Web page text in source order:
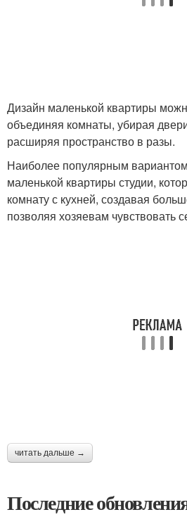
Дизайн маленькой квартиры
объединяя комнаты, убирая
расширяя пространство в разы.
Наиболее популярным
маленькой квартиры студии,
комнату с кухней, создавая
позволяя хозяевам чувствовать
читать дальше →
Последние